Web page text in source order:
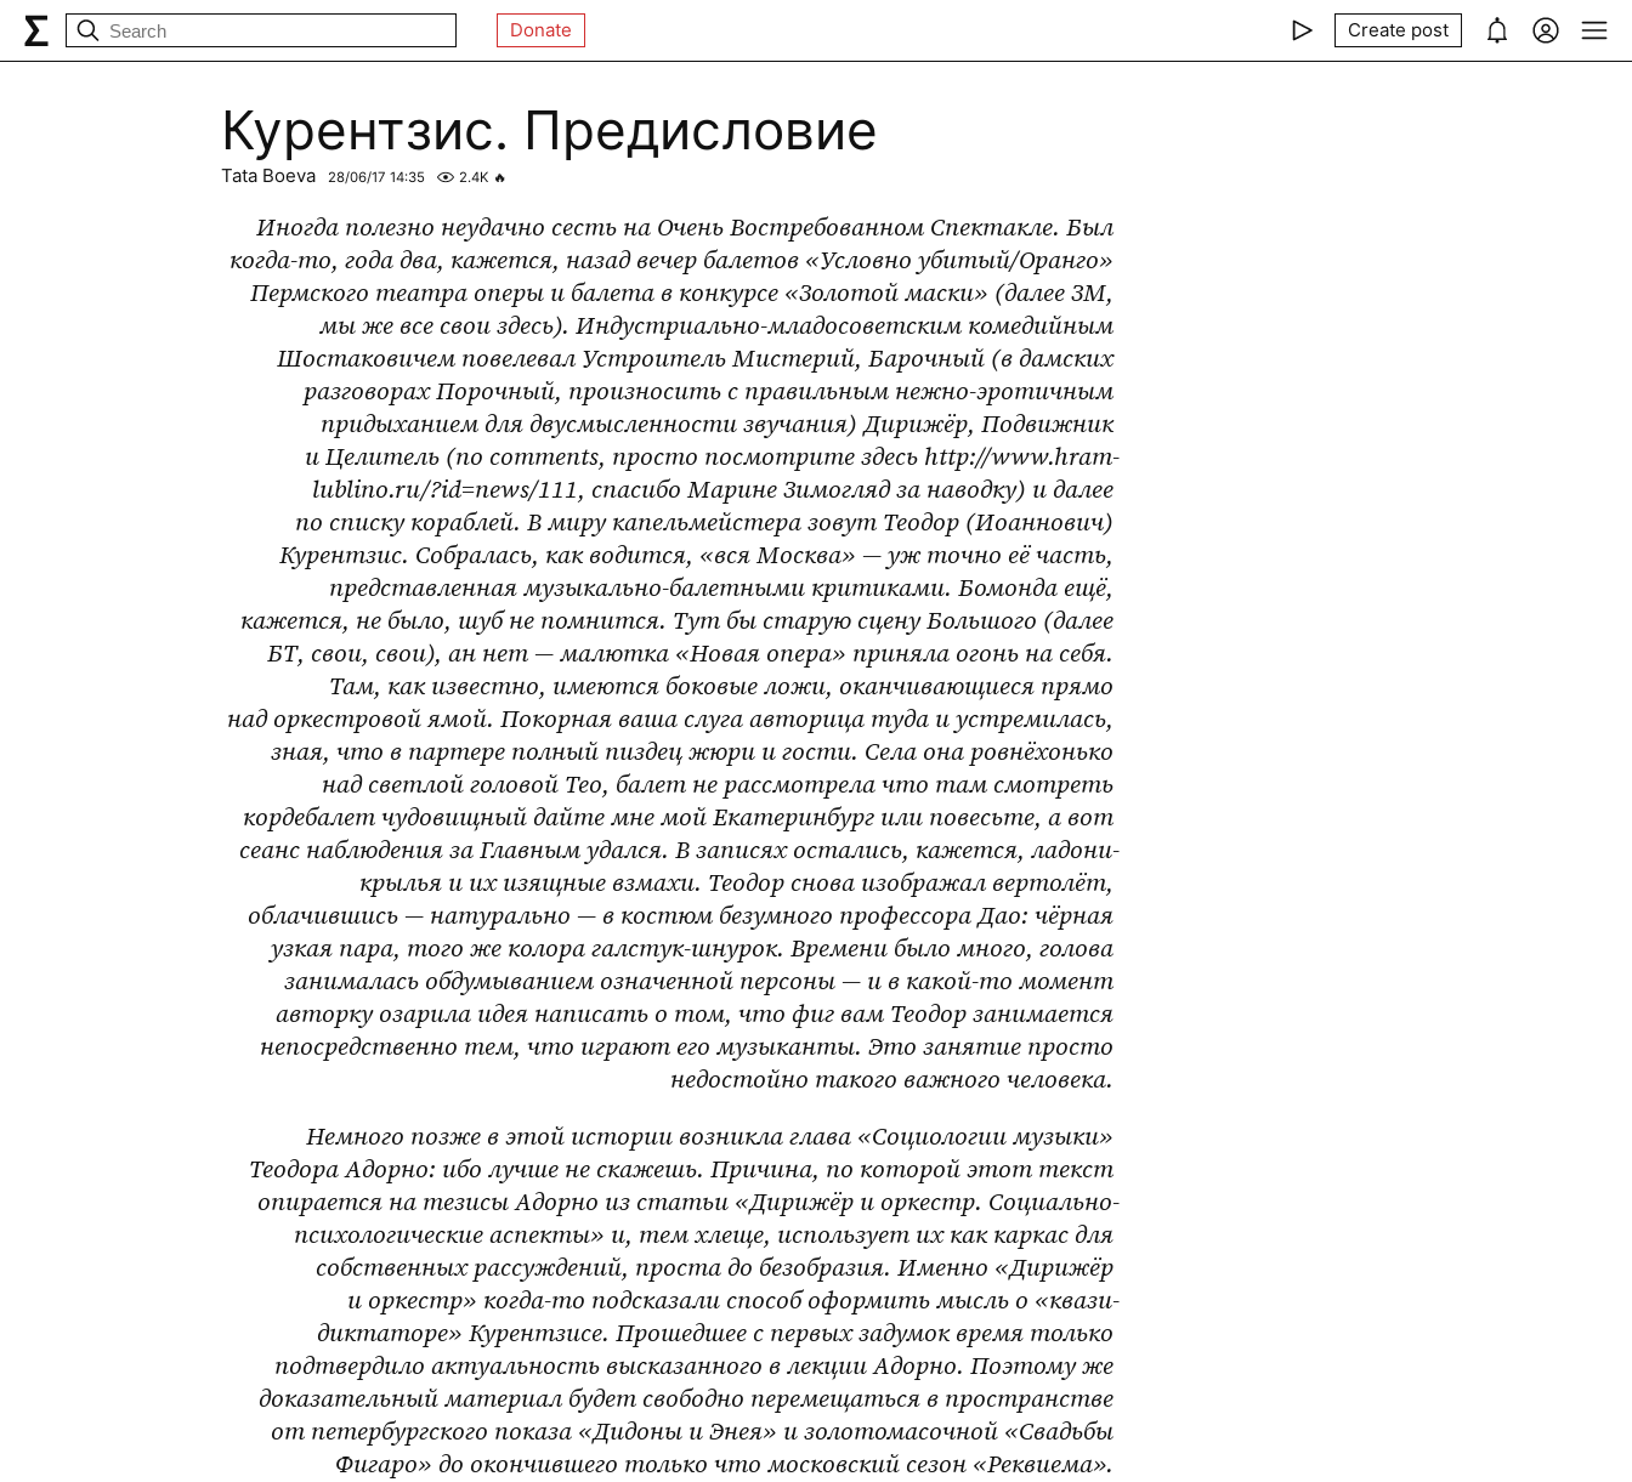
Donate Create post
Курентзис. Предисловие
Tata Boeva 28/06/17 14:35 2.4K 🔥
Иногда полезно неудачно сесть на Очень Востребованном Спектакле. Был
когда-то, года два, кажется, назад вечер балетов «Условно убитый/Оранго»
Пермского театра оперы и балета в конкурсе «Золотой маски» (далее ЗМ,
мы же все свои здесь). Индустриально-младосоветским комедийным
Шостаковичем повелевал Устроитель Мистерий, Барочный (в дамских
разговорах Порочный, произносить с правильным нежно-эротичным
придыханием для двусмысленности звучания) Дирижёр, Подвижник
и Целитель (no comments, просто посмотрите здесь http://www.hram-
lublino.ru/?id=news/111, спасибо Марине Зимогляд за наводку) и далее
по списку кораблей. В миру капельмейстера зовут Теодор (Иоаннович)
Курентзис. Собралась, как водится, «вся Москва» — уж точно её часть,
представленная музыкально-балетными критиками. Бомонда ещё,
кажется, не было, шуб не помнится. Тут бы старую сцену Большого (далее
БТ, свои, свои), ан нет — малютка «Новая опера» приняла огонь на себя.
Там, как известно, имеются боковые ложи, оканчивающиеся прямо
над оркестровой ямой. Покорная ваша слуга авторица туда и устремилась,
зная, что в партере полный пиздец жюри и гости. Села она ровнёхонько
над светлой головой Тео, балет не рассмотрела что там смотреть
кордебалет чудовищный дайте мне мой Екатеринбург или повесьте, а вот
сеанс наблюдения за Главным удался. В записях остались, кажется, ладони-
крылья и их изящные взмахи. Теодор снова изображал вертолёт,
облачившись — натурально — в костюм безумного профессора Дао: чёрная
узкая пара, того же колора галстук-шнурок. Времени было много, голова
занималась обдумыванием означенной персоны — и в какой-то момент
авторку озарила идея написать о том, что фиг вам Теодор занимается
непосредственно тем, что играют его музыканты. Это занятие просто
недостойно такого важного человека.
Немного позже в этой истории возникла глава «Социологии музыки»
Теодора Адорно: ибо лучше не скажешь. Причина, по которой этот текст
опирается на тезисы Адорно из статьи «Дирижёр и оркестр. Социально-
психологические аспекты» и, тем хлеще, использует их как каркас для
собственных рассуждений, проста до безобразия. Именно «Дирижёр
и оркестр» когда-то подсказали способ оформить мысль о «квази-
диктаторе» Курентзисе. Прошедшее с первых задумок время только
подтвердило актуальность высказанного в лекции Адорно. Поэтому же
доказательный материал будет свободно перемещаться в пространстве
от петербургского показа «Дидоны и Энея» и золотомасочной «Свадьбы
Фигаро» до окончившего только что московский сезон «Реквиема».